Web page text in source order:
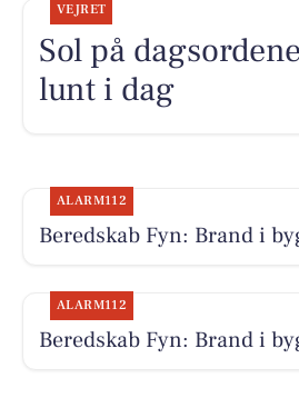
VEJRET
Sol på
lunt i dag
ALARM112
Beredskab Fyn: Brand i
ALARM112
Beredskab Fyn: Brand i